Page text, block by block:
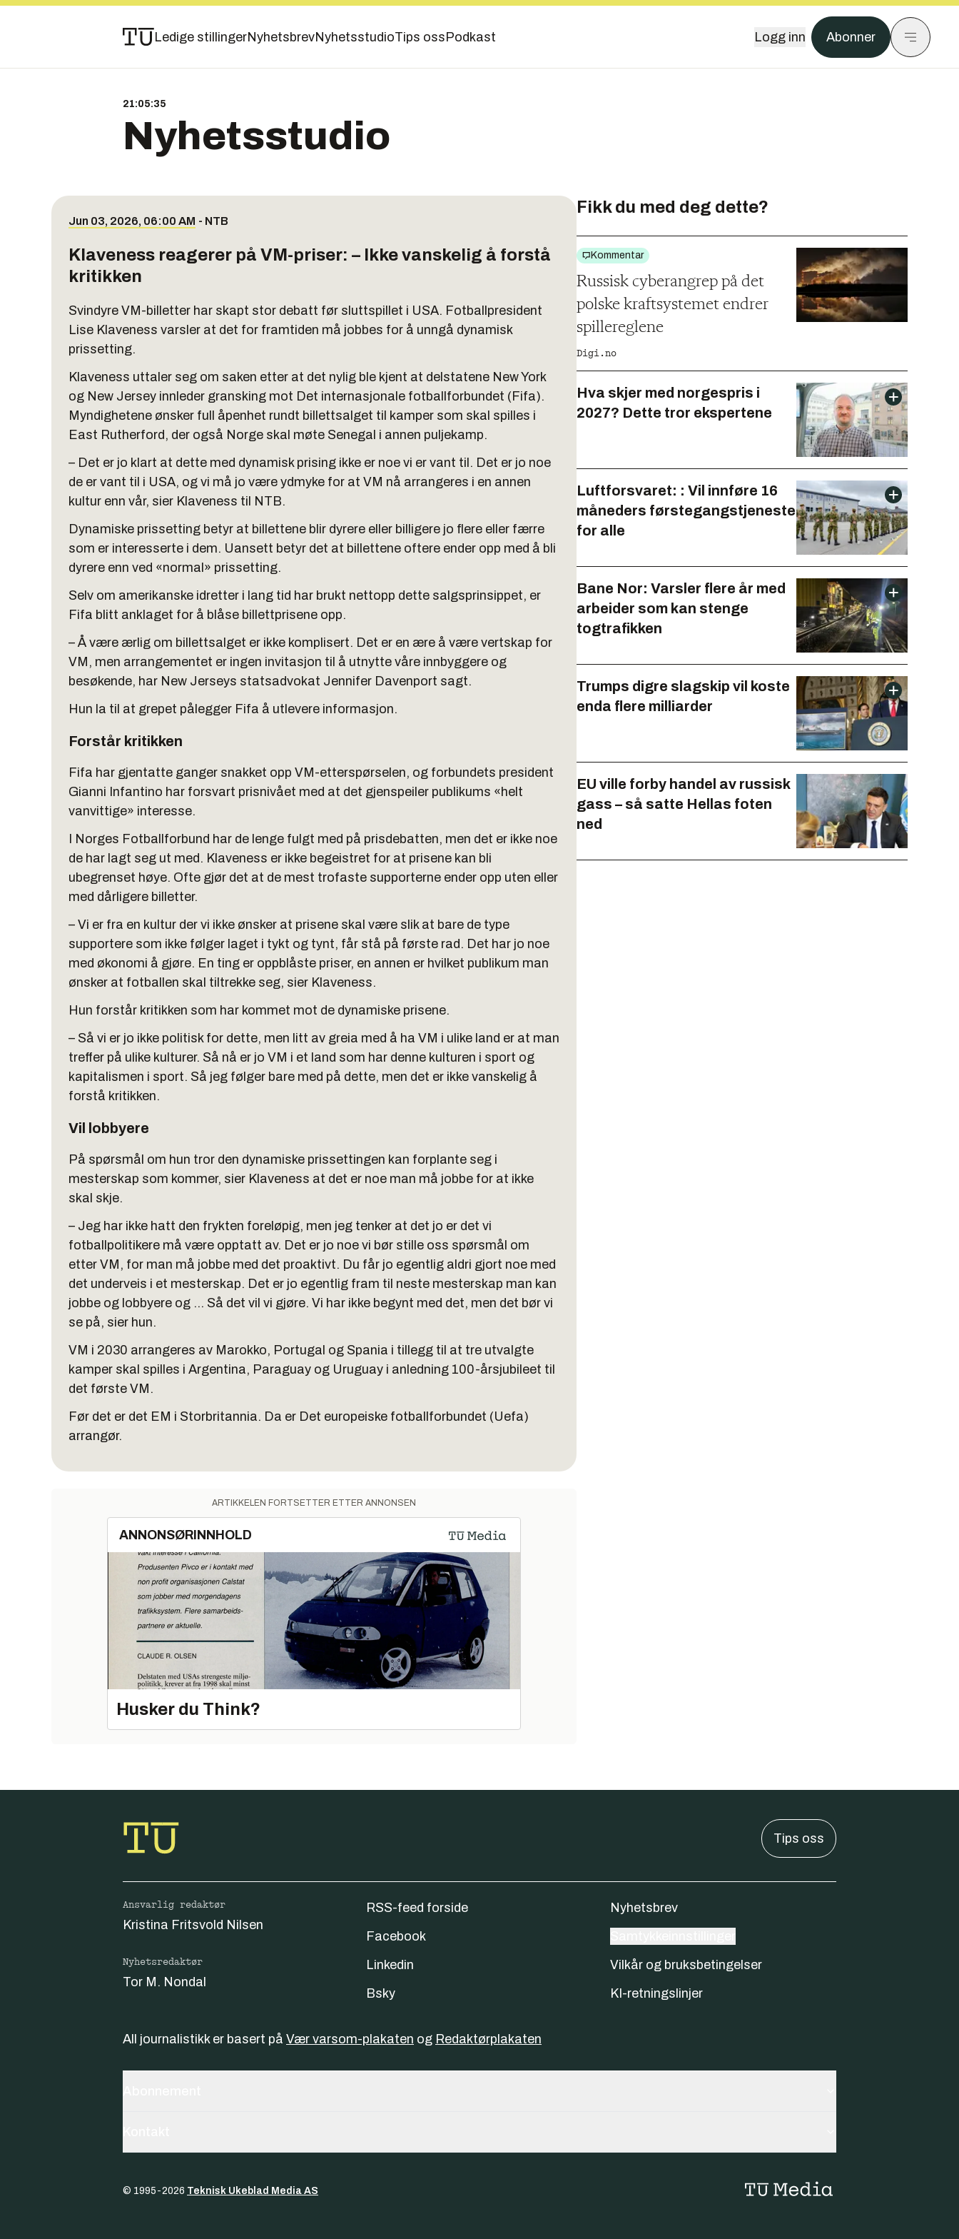
Ledige stillingerNyhetsbrevNyhetsstudioTips oss Podkast Logg inn Abonner
21:05:35
Nyhetsstudio
Jun 03, 2026, 06:00 AM - NTB
Klaveness reagerer på VM-priser: – Ikke vanskelig å forstå
kritikken
Svindyre VM-billetter har skapt stor debatt før sluttspillet i USA. Fotballpresident
Lise Klaveness varsler at det for framtiden må jobbes for å unngå dynamisk
prissetting.
Klaveness uttaler seg om saken etter at det nylig ble kjent at delstatene New York
og New Jersey innleder gransking mot Det internasjonale fotballforbundet (Fifa).
Myndighetene ønsker full åpenhet rundt billettsalget til kamper som skal spilles i
East Rutherford, der også Norge skal møte Senegal i annen puljekamp.
– Det er jo klart at dette med dynamisk prising ikke er noe vi er vant til. Det er jo noe
de er vant til i USA, og vi må jo være ydmyke for at VM nå arrangeres i en annen
kultur enn vår, sier Klaveness til NTB.
Dynamiske prissetting betyr at billettene blir dyrere eller billigere jo flere eller færre
som er interesserte i dem. Uansett betyr det at billettene oftere ender opp med å bli
dyrere enn ved «normal» prissetting.
Selv om amerikanske idretter i lang tid har brukt nettopp dette salgsprinsippet, er
Fifa blitt anklaget for å blåse billettprisene opp.
– Å være ærlig om billettsalget er ikke komplisert. Det er en ære å være vertskap for
VM, men arrangementet er ingen invitasjon til å utnytte våre innbyggere og
besøkende, har New Jerseys statsadvokat Jennifer Davenport sagt.
Hun la til at grepet pålegger Fifa å utlevere informasjon.
Forstår kritikken
Fifa har gjentatte ganger snakket opp VM-etterspørselen, og forbundets president
Gianni Infantino har forsvart prisnivået med at det gjenspeiler publikums «helt
vanvittige» interesse.
I Norges Fotballforbund har de lenge fulgt med på prisdebatten, men det er ikke noe
de har lagt seg ut med. Klaveness er ikke begeistret for at prisene kan bli
ubegrenset høye. Ofte gjør det at de mest trofaste supporterne ender opp uten eller
med dårligere billetter.
– Vi er fra en kultur der vi ikke ønsker at prisene skal være slik at bare de type
supportere som ikke følger laget i tykt og tynt, får stå på første rad. Det har jo noe
med økonomi å gjøre. En ting er oppblåste priser, en annen er hvilket publikum man
ønsker at fotballen skal tiltrekke seg, sier Klaveness.
Hun forstår kritikken som har kommet mot de dynamiske prisene.
– Så vi er jo ikke politisk for dette, men litt av greia med å ha VM i ulike land er at man
treffer på ulike kulturer. Så nå er jo VM i et land som har denne kulturen i sport og
kapitalismen i sport. Så jeg følger bare med på dette, men det er ikke vanskelig å
forstå kritikken.
Vil lobbyere
På spørsmål om hun tror den dynamiske prissettingen kan forplante seg i
mesterskap som kommer, sier Klaveness at det er noe man må jobbe for at ikke
skal skje.
– Jeg har ikke hatt den frykten foreløpig, men jeg tenker at det jo er det vi
fotballpolitikere må være opptatt av. Det er jo noe vi bør stille oss spørsmål om
etter VM, for man må jobbe med det proaktivt. Du får jo egentlig aldri gjort noe med
det underveis i et mesterskap. Det er jo egentlig fram til neste mesterskap man kan
jobbe og lobbyere og ... Så det vil vi gjøre. Vi har ikke begynt med det, men det bør vi
se på, sier hun.
VM i 2030 arrangeres av Marokko, Portugal og Spania i tillegg til at tre utvalgte
kamper skal spilles i Argentina, Paraguay og Uruguay i anledning 100-årsjubileet til
det første VM.
Før det er det EM i Storbritannia. Da er Det europeiske fotballforbundet (Uefa)
arrangør.
ARTIKKELEN FORTSETTER ETTER ANNONSEN
ANNONSØRINNHOLD
Husker du Think?
Fikk du med deg dette?
Kommentar
Russisk cyberangrep på det
polske kraftsystemet endrer
spillereglene
Digi.no
Hva skjer med norgespris i
2027? Dette tror ekspertene
Luftforsvaret: : Vil innføre 16
måneders førstegangstjeneste
for alle
Bane Nor: Varsler flere år med
arbeider som kan stenge
togtrafikken
Trumps digre slagskip vil koste
enda flere milliarder
EU ville forby handel av russisk
gass – så satte Hellas foten
ned
Tips oss
Ansvarlig redaktør
Kristina Fritsvold Nilsen
Nyhetsredaktør
Tor M. Nondal
RSS-feed forside
Facebook
Linkedin
Bsky
Nyhetsbrev
Vilkår og bruksbetingelser
KI-retningslinjer
All journalistikk er basert på Vær varsom-plakaten og Redaktørplakaten
© 1995-2026 Teknisk Ukeblad Media AS